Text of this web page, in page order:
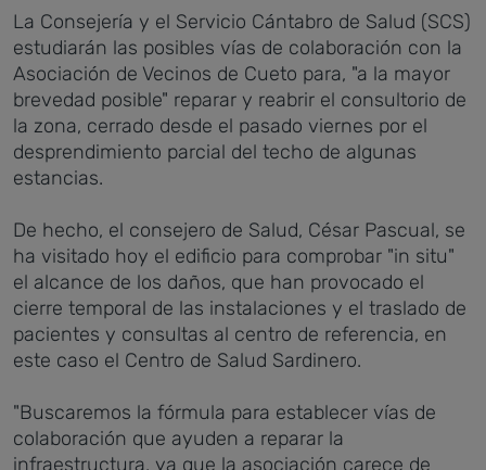
La Consejería y el Servicio Cántabro de Salud (SCS)
estudiarán las posibles vías de colaboración con la
Asociación de Vecinos de Cueto para, "a la mayor
brevedad posible" reparar y reabrir el consultorio de
la zona, cerrado desde el pasado viernes por el
desprendimiento parcial del techo de algunas
estancias.
De hecho, el consejero de Salud, César Pascual, se
ha visitado hoy el edificio para comprobar "in situ"
el alcance de los daños, que han provocado el
cierre temporal de las instalaciones y el traslado de
pacientes y consultas al centro de referencia, en
este caso el Centro de Salud Sardinero.
"Buscaremos la fórmula para establecer vías de
colaboración que ayuden a reparar la
infraestructura, ya que la asociación carece de